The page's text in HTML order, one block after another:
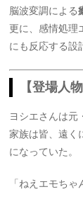
脳波変調による
更に、感情処理
にも反応する設
【登場人
ヨシエさんは元
家族は皆、遠く
になっていた。
「ねえエモち